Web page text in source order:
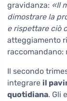
gravidanza: «Il
dimostrare la
e rispettare ciò
atteggiamento
raccomandano:
Il secondo
integrare il
quotidiana. Gli